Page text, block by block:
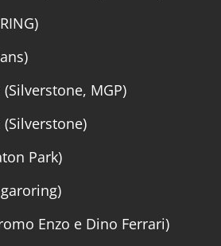
MGP)
(Silverstone)
Park)
Enzo e Dino Ferrari)